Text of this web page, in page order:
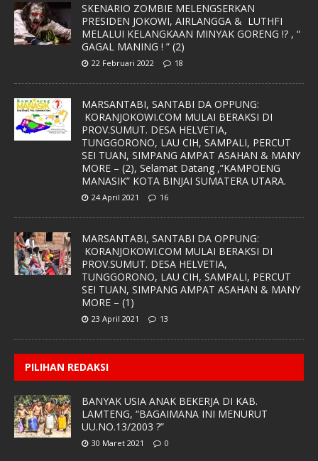
SKENARIO ZOMBIE MELENGSERKAN
PRESIDEN JOKOWI, AIRLANGGA & LUTHFI
MELALUI KELANGKAAN MINYAK GORENG !? , “
GAGAL MANING ! ” (2)
22 Februari 2022 18
MARSANTABI, SANTABI DA OPPUNG:
KORANJOKOWI.COM MULAI BERAKSI DI
PROV.SUMUT. DESA HELVETIA,
TUNGGORONO, LAU CIH, SAMPALI, PERCUT
SEI TUAN, SIMPANG AMPAT ASAHAN & MANY
MORE – (2), Selamat Datang ,”KAMPOENG
MANASIK” KOTA BINJAI SUMATERA UTARA.
24 April 2021 16
MARSANTABI, SANTABI DA OPPUNG:
KORANJOKOWI.COM MULAI BERAKSI DI
PROV.SUMUT. DESA HELVETIA,
TUNGGORONO, LAU CIH, SAMPALI, PERCUT
SEI TUAN, SIMPANG AMPAT ASAHAN & MANY
MORE – (1)
23 April 2021 13
PILIHAN REDAKSI
BANYAK USIA ANAK BEKERJA DI KAB.
LAMTENG, “BAGAIMANA INI MENURUT
UU.NO.13/2003 ?”
30 Maret 2021 0